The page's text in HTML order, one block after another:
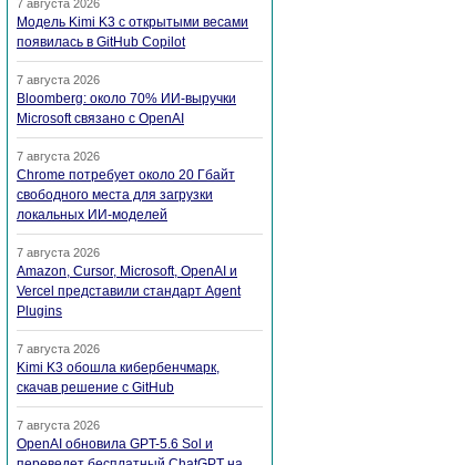
7 августа 2026
Модель Kimi K3 с открытыми весами
появилась в GitHub Copilot
7 августа 2026
Bloomberg: около 70% ИИ-выручки
Microsoft связано с OpenAI
7 августа 2026
Chrome потребует около 20 Гбайт
свободного места для загрузки
локальных ИИ-моделей
7 августа 2026
Amazon, Cursor, Microsoft, OpenAI и
Vercel представили стандарт Agent
Plugins
7 августа 2026
Kimi K3 обошла кибербенчмарк,
скачав решение с GitHub
7 августа 2026
OpenAI обновила GPT-5.6 Sol и